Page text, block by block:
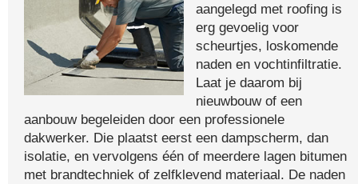
aangelegd met roofing is
erg gevoelig voor
scheurtjes, loskomende
naden en vochtinfiltratie.
Laat je daarom bij
nieuwbouw of een
aanbouw begeleiden door een professionele
dakwerker. Die plaatst eerst een dampscherm, dan
isolatie, en vervolgens één of meerdere lagen bitumen
met brandtechniek of zelfklevend materiaal. De naden